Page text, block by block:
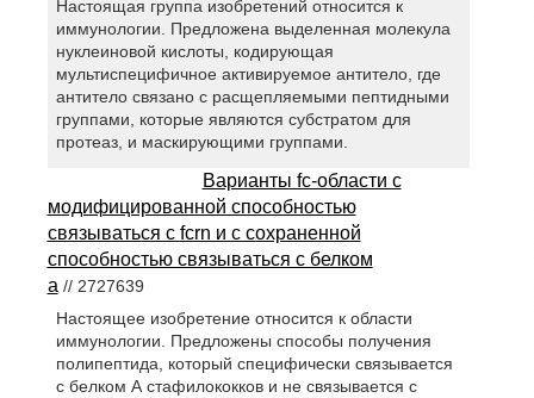
Настоящая группа изобретений относится к
иммунологии. Предложена выделенная молекула
нуклеиновой кислоты, кодирующая
мультиспецифичное активируемое антитело, где
антитело связано с расщепляемыми пептидными
группами, которые являются субстратом для
протеаз, и маскирующими группами.
Варианты fc-области с
модифицированной способностью
связываться с fcrn и с сохраненной
способностью связываться с белком
а// 2727639
Настоящее изобретение относится к области
иммунологии. Предложены способы получения
полипептида, который специфически связывается
с белком А стафилококков и не связывается с